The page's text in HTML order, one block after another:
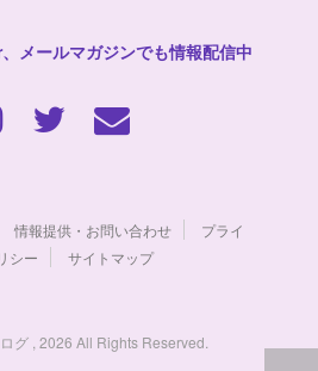
メールマガジンでも情報配信中
情報提供・お問い合わせ
プライ
シー
サイトマップ
グ , 2026 All Rights Reserved.